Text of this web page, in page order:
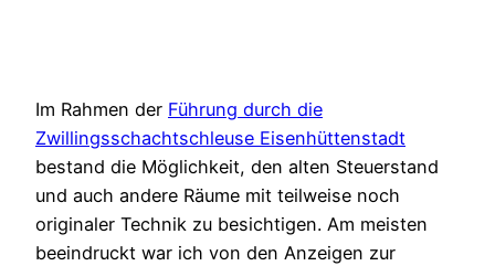
Im Rahmen der Führung durch die
Zwillingsschachtschleuse Eisenhüttenstadt
bestand die Möglichkeit, den alten Steuerstand
und auch andere Räume mit teilweise noch
originaler Technik zu besichtigen. Am meisten
beeindruckt war ich von den Anzeigen zur